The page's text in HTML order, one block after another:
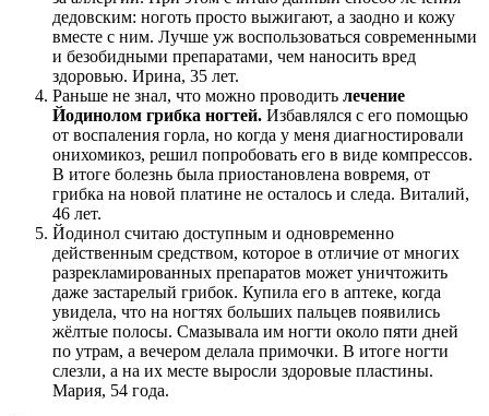
дедовским: ноготь просто выжигают, а заодно и кожу
вместе с ним. Лучше уж воспользоваться современными
и безобидными препаратами, чем наносить вред
здоровью. Ирина, 35 лет.
Раньше не знал, что можно проводить лечение
Йодинолом грибка ногтей. Избавлялся с его помощью
от воспаления горла, но когда у меня диагностировали
онихомикоз, решил попробовать его в виде компрессов.
В итоге болезнь была приостановлена вовремя, от
грибка на новой платине не осталось и следа. Виталий,
46 лет.
Йодинол считаю доступным и одновременно
действенным средством, которое в отличие от многих
разрекламированных препаратов может уничтожить
даже застарелый грибок. Купила его в аптеке, когда
увидела, что на ногтях больших пальцев появились
жёлтые полосы. Смазывала им ногти около пяти дней
по утрам, а вечером делала примочки. В итоге ногти
слезли, а на их месте выросли здоровые пластины.
Мария, 54 года.